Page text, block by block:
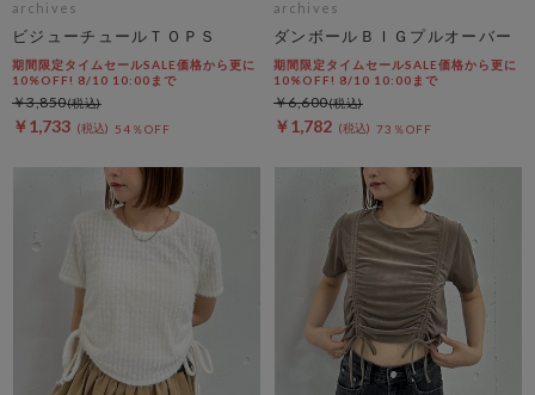
archives
ビジューチュールＴＯＰＳ
期間限定タイムセールSALE価格から更に
10%OFF! 8/10 10:00まで
￥1,733 54％OFF
￥3,850
archives
ダンボールＢＩＧプルオーバー
期間限定タイムセールSALE価格から更に
10%OFF! 8/10 10:00まで
￥1,782 73％OFF
￥6,600